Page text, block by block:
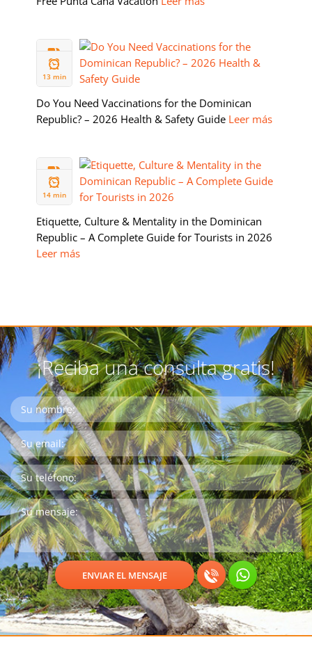
2026
13 min
Do You Need Vaccinations for the Dominican
Republic? – 2026 Health & Safety Guide Leer más
2026
14 min
Etiquette, Culture & Mentality in the Dominican
Republic – A Complete Guide for Tourists in 2026
Leer más
¡Reciba una consulta gratis!